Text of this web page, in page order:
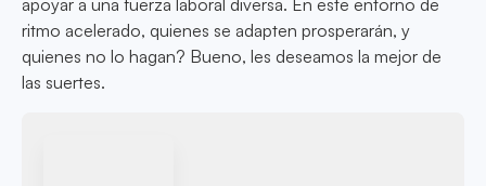
apoyar a una fuerza laboral diversa. En este entorno de
ritmo acelerado, quienes se adapten prosperarán, y
quienes no lo hagan? Bueno, les deseamos la mejor de
las suertes.